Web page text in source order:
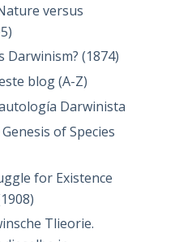
versus
Darwinism? (1874)
blog (A-Z)
Darwinista
of Species
for Existence
Tlieorie.